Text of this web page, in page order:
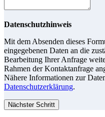
Datenschutzhinweis
Mit dem Absenden dieses
eingegebenen Daten an die
Bearbeitung Ihrer Anfrage
Rahmen der Kontaktanfrage
Nähere Informationen zur
Datenschutzerklärung.
Nächster Schritt